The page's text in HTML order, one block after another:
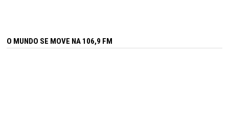
O MUNDO SE MOVE NA 106,9 FM